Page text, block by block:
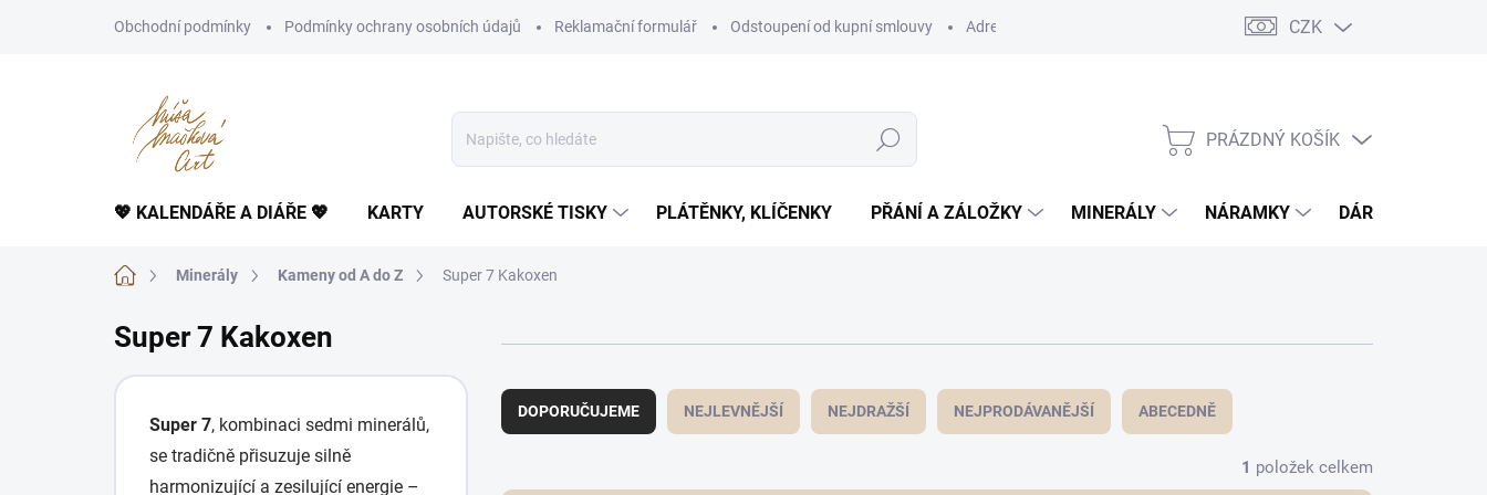
Obchodní podmínky Podmínky ochrany osobních údajů Reklamační formulář Odstoupení od kupní smlouvy Adresa pro odeslání zásilky CZK
Hledat
NÁKUPNÍ
PRÁZDNÝ KOŠÍK
💖 KALENDÁŘE A DIÁŘE 💖 KARTY AUTORSKÉ TISKY PLÁTĚNKY, KLÍČENKY PŘÁNÍ A ZÁLOŽKY MINERÁLY NÁRAMKY DÁRKOVÝ
Domů Minerály Kameny od A do Z Super 7 Kakoxen
Super 7 Kakoxen
Super 7, kombinaci sedmi minerálů,
se tradičně přisuzuje silně
harmonizující a zesilující energie –
a
z
DOPORUČUJEME NEJLEVNĚJŠÍ NEJDRAŽŠÍ NEJPRODÁVANĚJŠÍ ABECEDNĚ
1 položek celkem